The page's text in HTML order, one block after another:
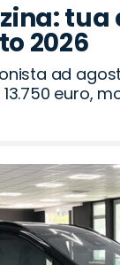
tua
2026
ad
euro,